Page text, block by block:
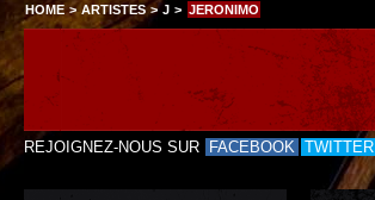
HOME >ARTISTES>J > JERONIMO
REJOIGNEZ-NOUS SUR FACEBOOK TWITTER